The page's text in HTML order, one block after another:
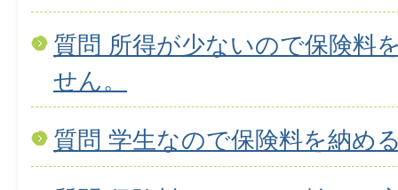
質問 所得が少ないので保険料
せん。
質問 学生なので保険料を納め